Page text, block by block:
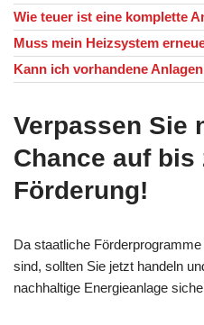
Wie teuer ist eine komplette
Muss mein Heizsystem
Kann ich vorhandene
Verpassen Sie
Chance auf bis
Förderung!
Da staatliche
sind, sollten Sie jetzt handeln
nachhaltige Energieanlage